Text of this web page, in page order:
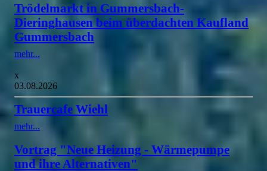
Trödelmarkt in Gummersbach-
Dieringhausen beim überdachten Kaufland
Gummersbach
mehr...
x
03.08.2026
Trauercafe Wiehl
mehr...
Vortrag "Neue Heizung - Wärmepumpe
und ihre Alternativen"